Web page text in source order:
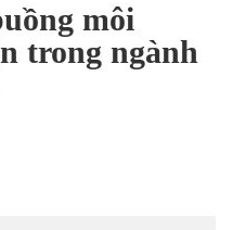
môi
trong ngành